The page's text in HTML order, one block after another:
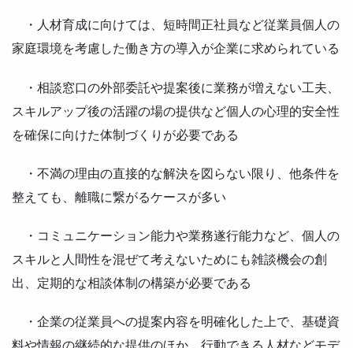
・人材育成に向けては、短時間正社員など従業員個人の
家庭環境を考慮した働き方の導入が企業に求められている
・相談窓口の外部委託や提案後に業務が増えない工夫、
スキルアップ後の活躍の場の提供など個人の心理的安全性
を確保に向けた体制づくりが必要である
・不満の理由の直接的な解決を図らない限り、他条件を
整えても、離職に繋がるケースが多い
・コミュニケーション能力や業務遂行能力など、個人の
スキルと人間性を混ぜて考えないためにも雑談機会の創
出、定期的な相談体制の構築が必要である
・企業の従業員への提案内容を明確化した上で、基礎資